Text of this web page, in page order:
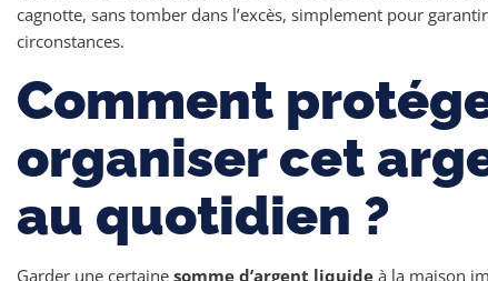
cagnotte, sans tomber dans l’excès, simplement pour
circonstances.
Comment
organiser cet
au quotidien ?
Garder une certaine somme d’argent liquide à la maison